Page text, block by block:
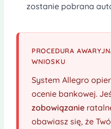
zostanie pobrana
PROCEDURA
WNIOSKU
System Allegro
ocenie bankowej.
zobowiązanie
obawiasz się, że